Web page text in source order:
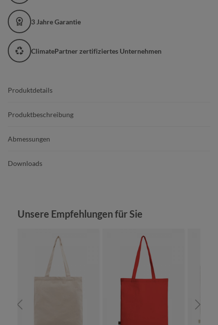
3 Jahre Garantie
ClimatePartner zertifiziertes Unternehmen
Produktdetails
Produktbeschreibung
Abmessungen
Downloads
Produktgalerie überspringen
Unsere Empfehlungen für Sie